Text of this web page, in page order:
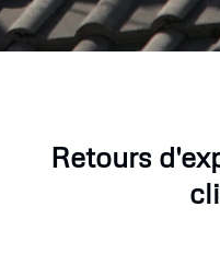
Retours